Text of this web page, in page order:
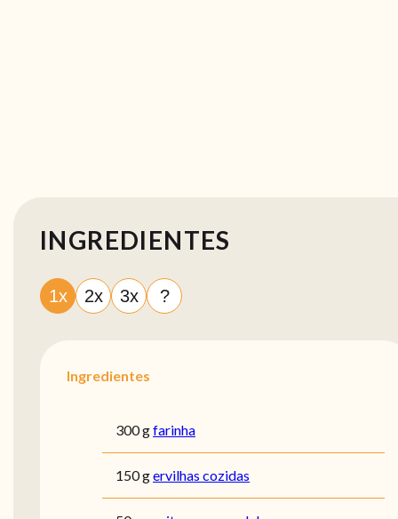
INGREDIENTES
1x 2x 3x ?
Ingredientes
300 gfarinha
150 gervilhas cozidas